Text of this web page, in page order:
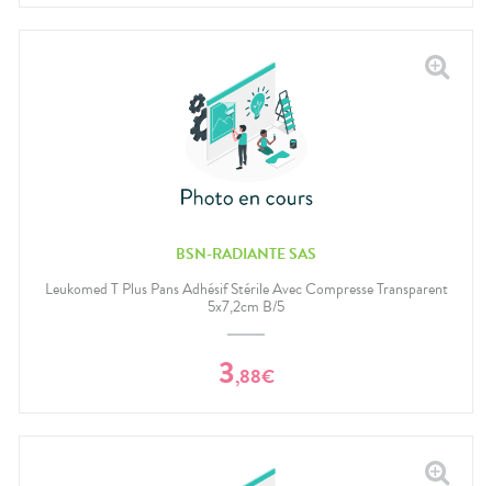
BSN-RADIANTE SAS
Leukomed T Plus Pans Adhésif Stérile Avec Compresse Transparent
5x7,2cm B/5
3,88€